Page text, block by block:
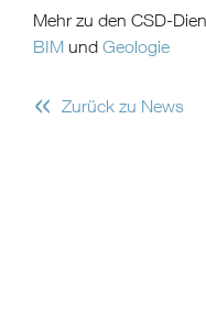
Mehr zu den CSD-
BIM und Geologie
« Zurück zu News